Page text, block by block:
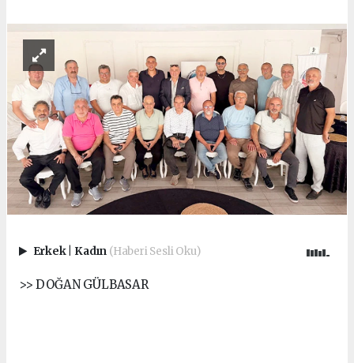
Erkek Kadın (Haberi Sesli Oku)
>> DOĞAN GÜLBASAR